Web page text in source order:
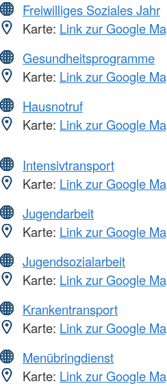
Freiwilliges Soziales Jahr
Karte: Link zur Google
Gesundheitsprogramme
Karte: Link zur Google
Hausnotruf
Karte: Link zur Google
Intensivtransport
Karte: Link zur Google
Jugendarbeit
Karte: Link zur Google
Jugendsozialarbeit
Karte: Link zur Google
Krankentransport
Karte: Link zur Google
Menübringdienst
Karte: Link zur Google